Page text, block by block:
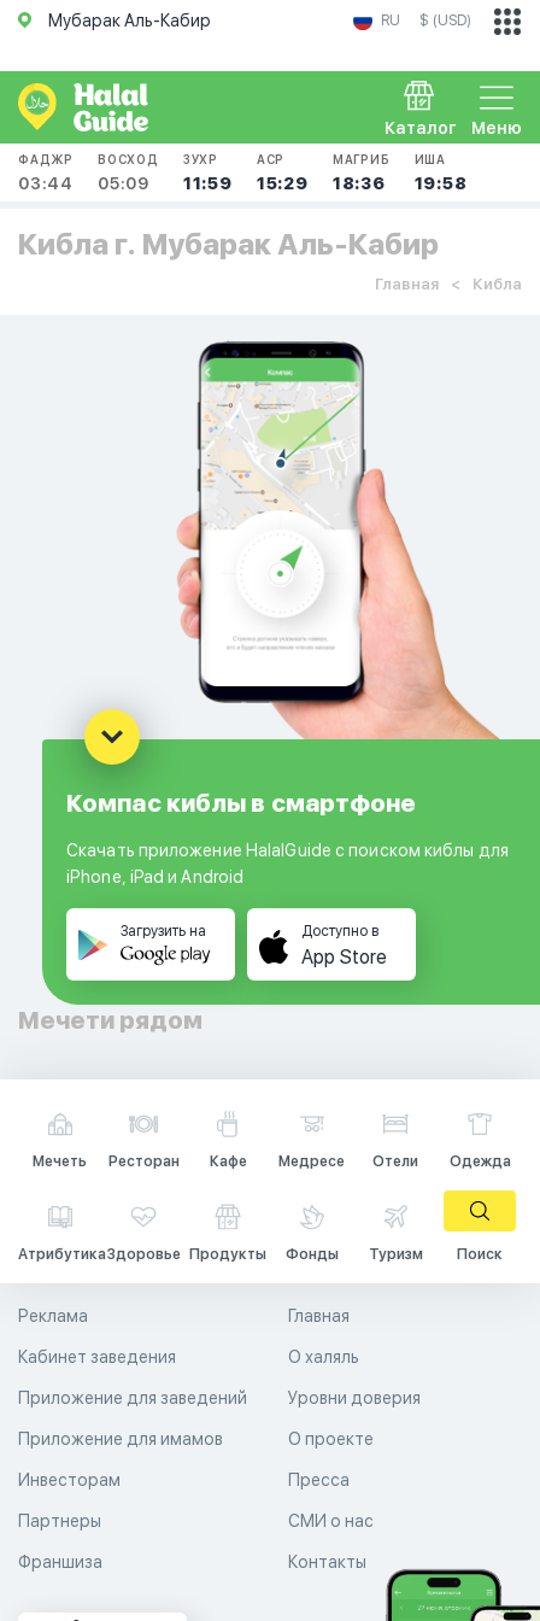
Мубарак Аль-Кабир RU $ (USD)
Меню
Каталог
ФАДЖР
03:44
ВОСХОД
05:09
ЗУХР
11:59
АСР
15:29
МАГРИБ
18:36
ИША
19:58
Кибла г. Мубарак Аль-Кабир
Главная Кибла
Компас киблы в смартфоне
Скачать приложение HalalGuide с поиском киблы для
iPhone, iPad и Android
Загрузить на Доступно в
App Store
Мечети рядом
Мечеть Ресторан Кафе Медресе Отели Одежда
АтрибутикаЗдоровье Продукты Фонды Туризм Поиск
Главная
О халяль
Уровни доверия
Реклама
Кабинет заведения
Приложение для заведений
Приложение для имамов О проекте
Пресса
СМИ о нас
Контакты
Инвесторам
Партнеры
Франшиза